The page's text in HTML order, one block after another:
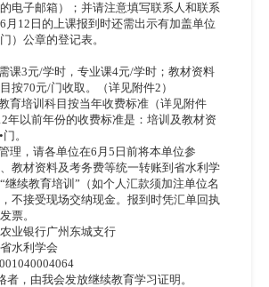
电子邮箱）；并请注意填写联系人和联系
月12日的上课报到时还需出示有加盖单位
）公章的登记表。
课3元/学时，专业课4元/学时；教材资料
按70元/门收取。（详见附件2）
育培训科目按当年收费标准（详见附件
年以前年份的收费标准是：培训及教材资
。
理，请各单位在6月5日前将本单位参
教材资料及考务费等统一转账到省水利学
继续教育培训”（如个人汇款须加注单位名
不接受现场交纳现金。报到时凭汇单回执
票。
业银行广州东城支行
水利学会
者，由我会发放继续教育学习证明。